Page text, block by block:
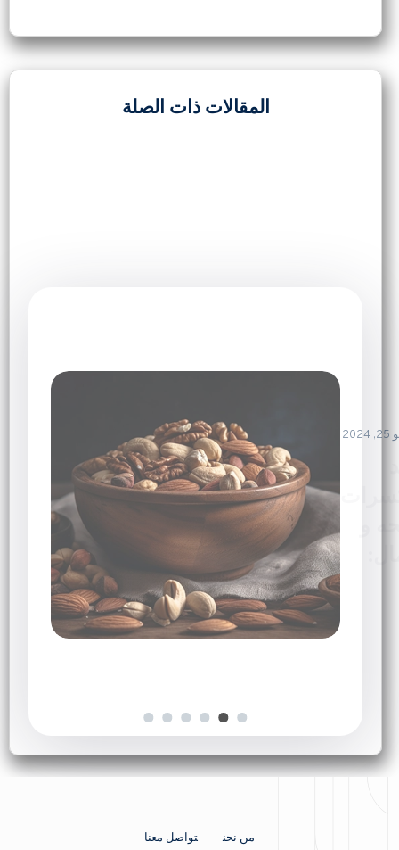
المقالات ذات الصلة
من نحن تواصل معنا